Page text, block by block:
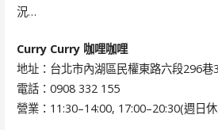
況…
Curry Curry 咖哩咖哩
地址：台北市內湖區民權東路六段296巷
電話：0908 332 155
營業：11:30–14:00, 17:00–20:30(週日